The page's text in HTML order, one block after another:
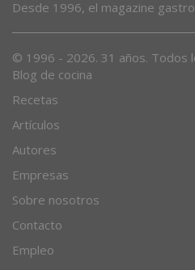
Desde 1996, el magazine
© 1996 - 2026. 31 años. Todos
Blog de cocina
Recetas
Artículos
Autores
Empresas
Sobre nosotros
Contacto
Empleo